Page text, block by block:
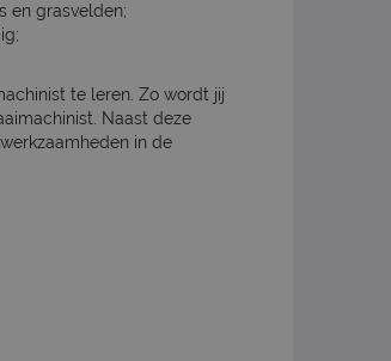
en grasvelden;
te leren. Zo wordt jij
Naast deze
in de